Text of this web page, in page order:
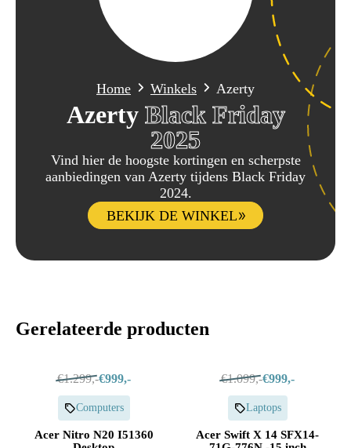
Home Winkels Azerty
Azerty Black Friday
2025
Vind hier de hoogste kortingen en scherpste
aanbiedingen van Azerty tijdens Black Friday
2024.
BEKIJK DE WINKEL
Gerelateerde producten
€1.299,-€999,-
Computers
Acer Nitro N20 I51360
€1.099,-€999,-
Laptops
Acer Swift X 14 SFX14-